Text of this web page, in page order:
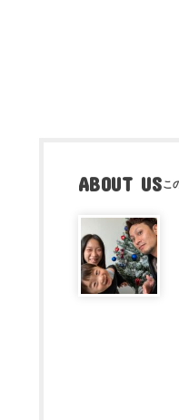
ABOUT US